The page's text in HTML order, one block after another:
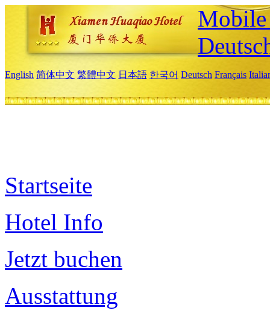
English 简体中文 繁體中文 日本語 한국어 Deutsch Français
Startseite
Hotel Info
Jetzt buchen
Ausstattung